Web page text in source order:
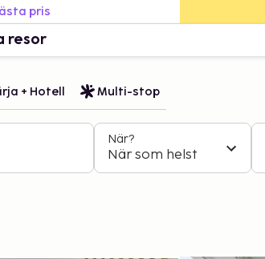
pris
resor
+ Hotell Multi-stop
När?
När som helst